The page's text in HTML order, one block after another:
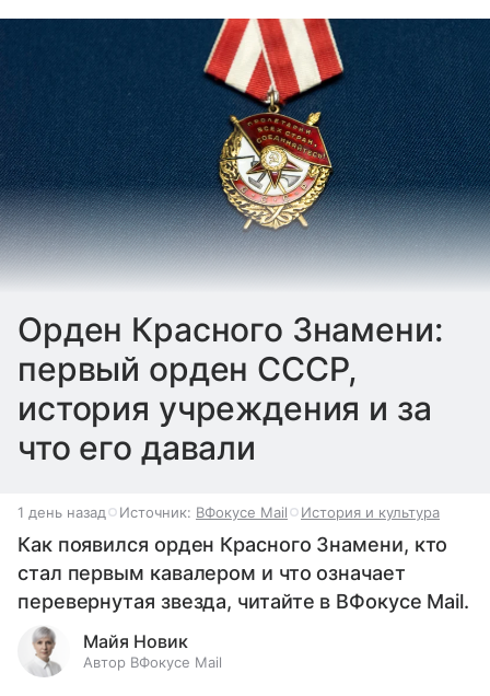
Орден Красного Знамени:
первый орден СССР,
история учреждения и за
что его давали
1 день назад Источник: ВФокусе Mail История и культура
Как появился орден Красного Знамени, кто
стал первым кавалером и что означает
перевернутая звезда, читайте в ВФокусе Mail.
Майя Новик
Автор ВФокусе Mail